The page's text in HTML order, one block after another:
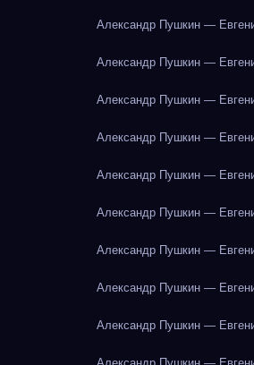
Александр Пушкин —
Александр Пушкин —
Александр Пушкин —
Александр Пушкин —
Александр Пушкин —
Александр Пушкин —
Александр Пушкин —
Александр Пушкин —
Александр Пушкин —